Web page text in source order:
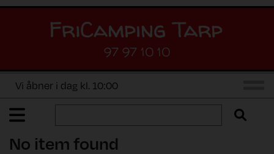
97 97 10 10
Vi åbner i dag kl. 10:00
No item found